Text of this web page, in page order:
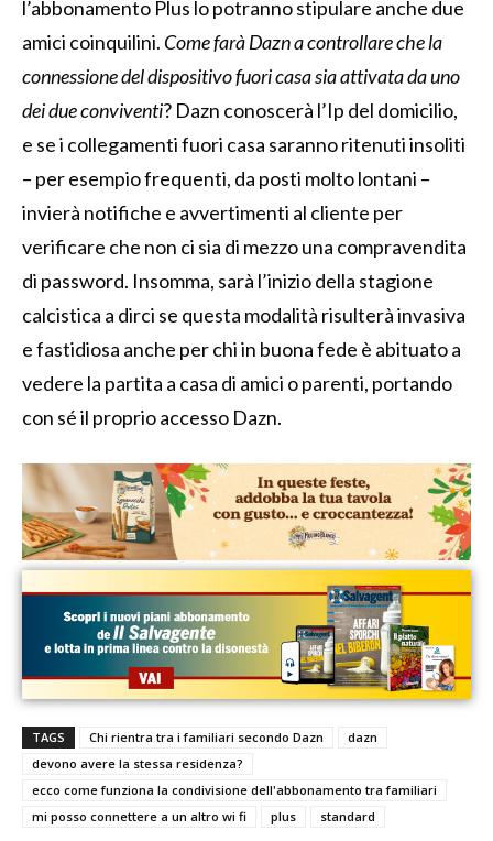
l’abbonamento Plus lo potranno stipulare anche due
amici coinquilini. Come farà Dazn a controllare che la
connessione del dispositivo fuori casa sia attivata da uno
dei due conviventi? Dazn conoscerà l’Ip del domicilio,
e se i collegamenti fuori casa saranno ritenuti insoliti
– per esempio frequenti, da posti molto lontani –
invierà notifiche e avvertimenti al cliente per
verificare che non ci sia di mezzo una compravendita
di password. Insomma, sarà l’inizio della stagione
calcistica a dirci se questa modalità risulterà invasiva
e fastidiosa anche per chi in buona fede è abituato a
vedere la partita a casa di amici o parenti, portando
con sé il proprio accesso Dazn.
TAGS Chi rientra tra i familiari secondo Dazn
dazn
devono avere la stessa residenza?
ecco come funziona la condivisione dell'abbonamento tra familiari
mi posso connettere a un altro wi fi
plus standard